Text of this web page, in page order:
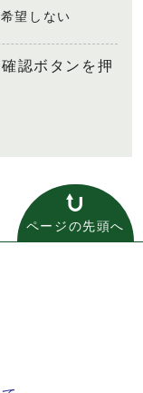
望しない
認ボタンを押
ページの先頭へ